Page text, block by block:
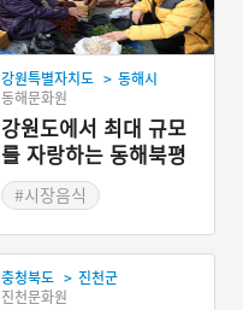
강원특별자치도 > 동해시
동해문화원
강원도에서 최대 규모
를 자랑하는 동해북평
장#시장음식
충청북도 > 진천군
진천문화원